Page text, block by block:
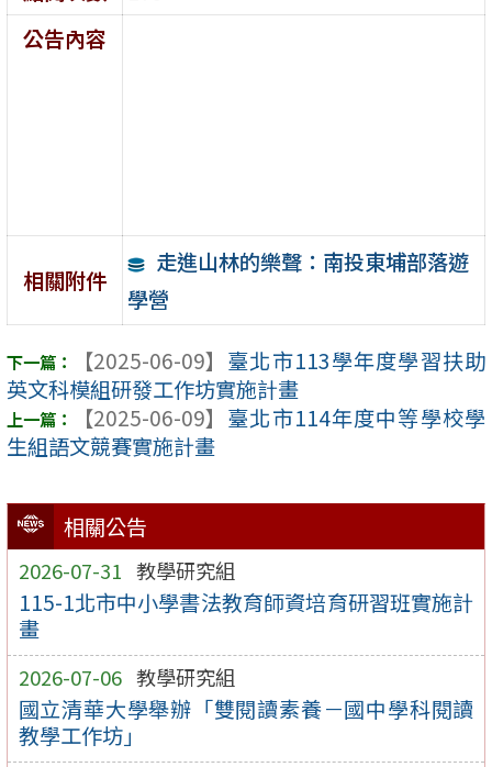
相關公告
2026-07-31 教學研究組
115-1北市中小學書法教育師資培育研習班實施計
畫
2026-07-06 教學研究組
國立清華大學舉辦「雙閱讀素養－國中學科閱讀
教學工作坊」
公告內容
相關附件
走進山林的樂聲：南投東埔部落遊
學營
【2025-06-09】 臺北市113學年度學習扶助
英文科模組研發工作坊實施計畫
【2025-06-09】 臺北市114年度中等學校學
生組語文競賽實施計畫